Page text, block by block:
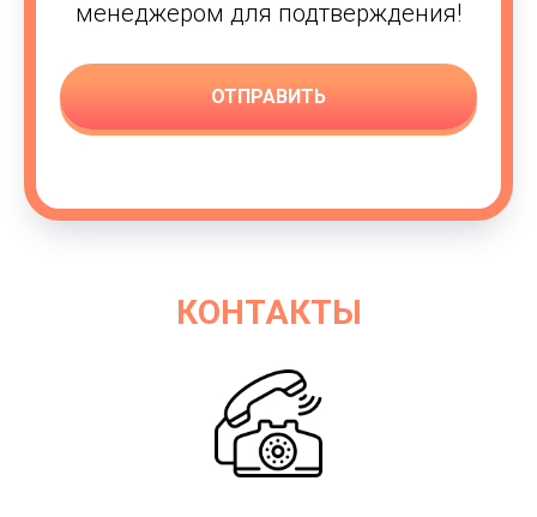
менеджером для подтверждения!
ОТПРАВИТЬ
КОНТАКТЫ